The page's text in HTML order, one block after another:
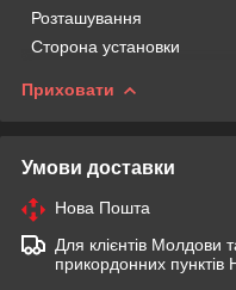
Розташування
Сторона установки
Приховати
Умови доставки
Нова Пошта
Для клієнтів Молдови
прикордонних пунктів